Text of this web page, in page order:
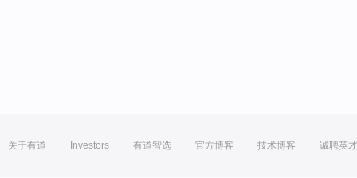
关于有道 Investors 有道智选 官方博客 技术博客 诚聘英才